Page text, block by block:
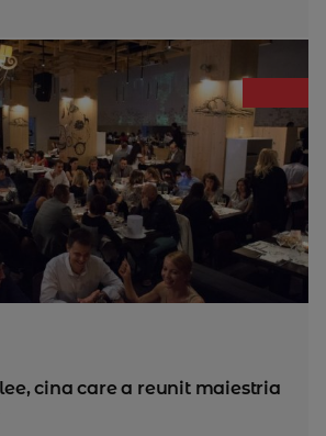
cina care a reunit maiestria